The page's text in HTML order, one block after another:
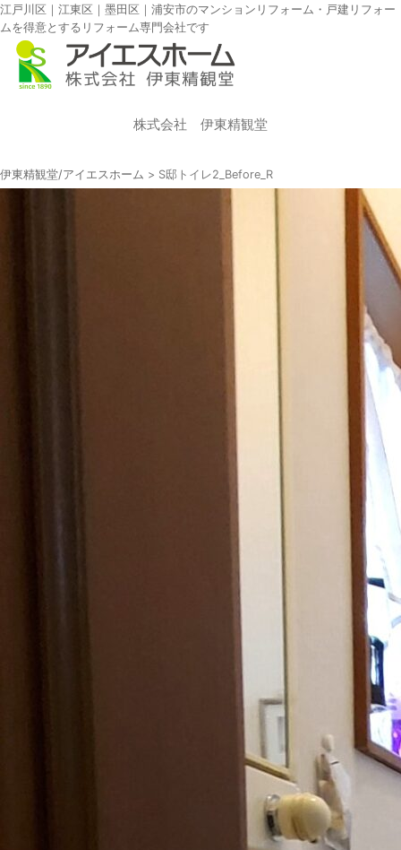
江戸川区｜江東区｜墨田区｜浦安市のマンションリフォーム・戸建リフォー
ムを得意とするリフォーム専門会社です
株式会社 伊東精観堂
伊東精観堂/アイエスホーム > S邸トイレ2_Before_R